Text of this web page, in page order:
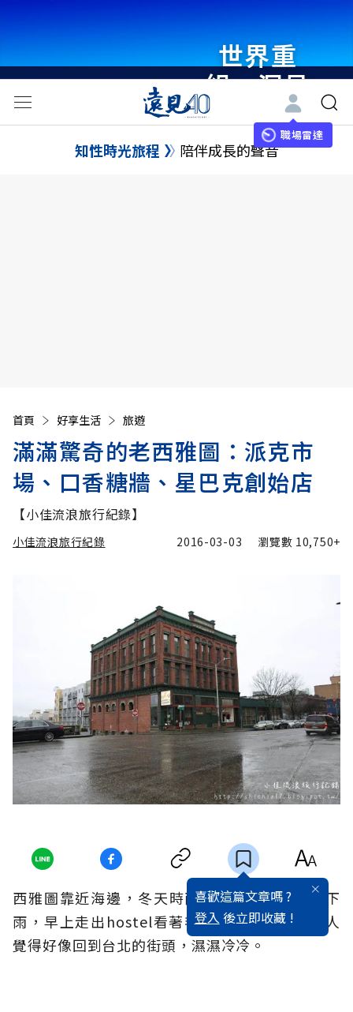
世界重
組・洞見
未來 與
世界領袖
職場雷達
知性時光旅程 陪伴成長的聲音
首頁 好享生活 旅遊
滿滿驚奇的老西雅圖：派克市
場、口香糖牆、星巴克創始店
【小佳流浪旅行紀錄】
小佳流浪旅行紀錄 2016-03-03 瀏覽數 10,750+
喜歡這篇文章嗎 ?
登入 後立即收藏 !
西雅圖靠近海邊，冬天時雨倫敦一樣幾乎每天下
雨，早上走出hostel看著毛毛雨，風吹過來讓人
覺得好像回到台北的街頭，濕濕冷冷。